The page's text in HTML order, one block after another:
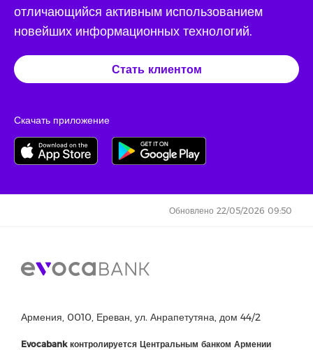
отличающийся активным использованием
новейших информационных технологий.
Стать клиентом
Скачать приложение
Обновлено 22/05/2026 09:50
Армения, 0010, Ереван, ул. Анрапетутяна, дом 44/2
Evocabank контролируется Центральным банком Армении